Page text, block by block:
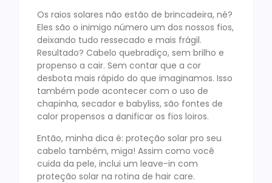
Os raios solares não estão de brincadeira, né?
Eles são o inimigo número um dos nossos fios,
deixando tudo ressecado e mais frágil.
Resultado? Cabelo quebradiço, sem brilho e
propenso a cair. Sem contar que a cor
desbota mais rápido do que imaginamos. Isso
também pode acontecer com o uso de
chapinha, secador e babyliss, são fontes de
calor propensos a danificar os fios loiros.
Então, minha dica é: proteção solar pro seu
cabelo também, miga! Assim como você
cuida da pele, inclui um leave-in com
proteção solar na rotina de hair care.